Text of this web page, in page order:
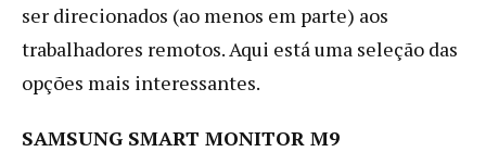
ser direcionados (ao menos em parte) aos
trabalhadores remotos. Aqui está uma seleção das
opções mais interessantes.
SAMSUNG SMART MONITOR M9